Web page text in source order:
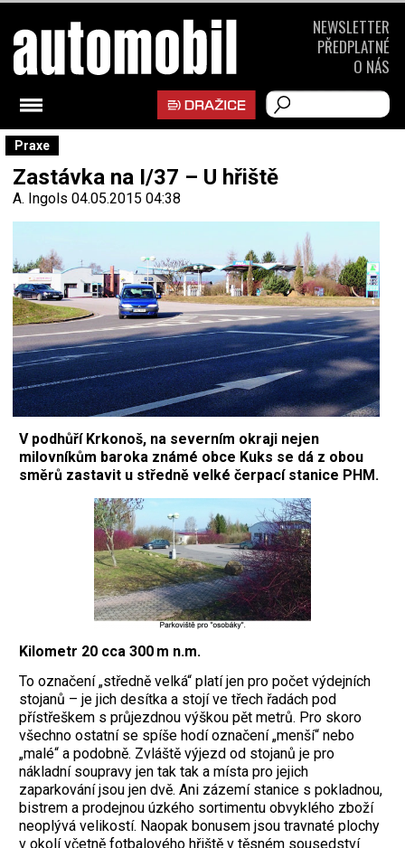
Praxe
Zastávka na I/37 – U hřiště
A. Ingols 04.05.2015 04:38
V podhůří Krkonoš, na severním okraji nejen
milovníkům baroka známé obce Kuks se dá z obou
směrů zastavit u středně velké čerpací stanice PHM.
Kilometr 20 cca 300 m n.m.
To označení „středně velká“ platí jen pro počet výdejních
stojanů – je jich desítka a stojí ve třech řadách pod
přístřeškem s průjezdnou výškou pět metrů. Pro skoro
všechno ostatní se spíše hodí označení „menší“ nebo
„malé“ a podobně. Zvláště výjezd od stojanů je pro
nákladní soupravy jen tak tak a místa pro jejich
zaparkování jsou jen dvě. Ani zázemí stanice s pokladnou,
bistrem a prodejnou úzkého sortimentu obvyklého zboží
neoplývá velikostí. Naopak bonusem jsou travnaté plochy
v okolí včetně fotbalového hřiště v těsném sousedství
NEWSLETTER
PŘEDPLATNÉ
O NÁS